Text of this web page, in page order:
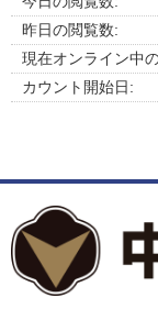
昨日の閲覧数:
現在オンライン中
カウント開始日: